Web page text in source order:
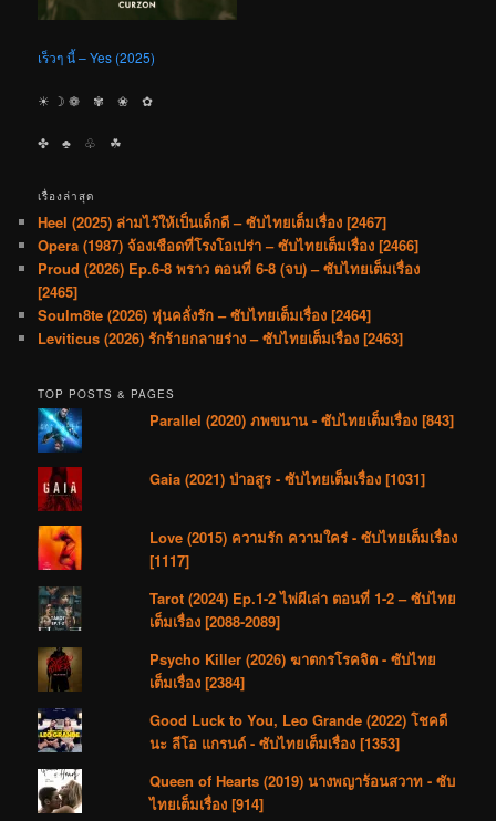
เร็วๆ นี้ – Yes (2025)
☀︎ ☽ ❁ ✾ ❀ ✿
✤ ♣︎ ♧ ☘︎
เรื่องล่าสุด
Heel (2025) ล่ามไว้ให้เป็นเด็กดี – ซับไทยเต็มเรื่อง [2467]
Opera (1987) จ้องเชือดที่โรงโอเปร่า – ซับไทยเต็มเรื่อง [2466]
Proud (2026) Ep.6-8 พราว ตอนที่ 6-8 (จบ) – ซับไทยเต็มเรื่อง
[2465]
Soulm8te (2026) หุ่นคลั่งรัก – ซับไทยเต็มเรื่อง [2464]
Leviticus (2026) รักร้ายกลายร่าง – ซับไทยเต็มเรื่อง [2463]
TOP POSTS & PAGES
Parallel (2020) ภพขนาน - ซับไทยเต็มเรื่อง [843]
Gaia (2021) ป่าอสูร - ซับไทยเต็มเรื่อง [1031]
Love (2015) ความรัก ความใคร่ - ซับไทยเต็มเรื่อง
[1117]
Tarot (2024) Ep.1-2 ไพ่ผีเล่า ตอนที่ 1-2 – ซับไทย
เต็มเรื่อง [2088-2089]
Psycho Killer (2026) ฆาตกรโรคจิต - ซับไทย
เต็มเรื่อง [2384]
Good Luck to You, Leo Grande (2022) โชคดี
นะ ลีโอ แกรนด์ - ซับไทยเต็มเรื่อง [1353]
Queen of Hearts (2019) นางพญาร้อนสวาท - ซับ
ไทยเต็มเรื่อง [914]